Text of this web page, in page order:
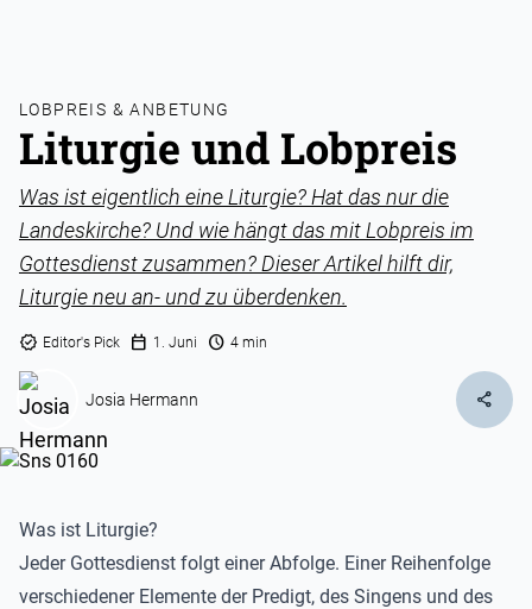
LOBPREIS & ANBETUNG
Liturgie und Lobpreis
Was ist eigentlich eine Liturgie? Hat das nur die
Landeskirche? Und wie hängt das mit Lobpreis im
Gottesdienst zusammen? Dieser Artikel hilft dir,
Liturgie neu an- und zu überdenken.
verified Editor's Pick calendar_today 1. Juni schedule 4 min
Josia Hermann share
Was ist Liturgie?
Jeder Gottesdienst folgt einer Abfolge. Einer Reihenfolge
verschiedener Elemente der Predigt, des Singens und des